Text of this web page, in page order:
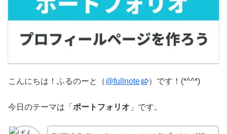
こんにちは！ふるのーと（@fullnote ）です！(*^^*)
今日のテーマは「 ポートフォリオ 」です。